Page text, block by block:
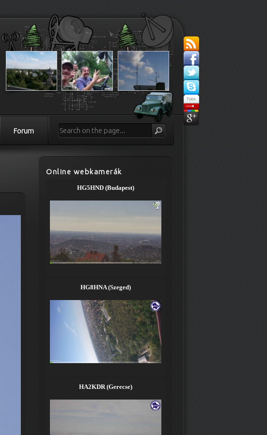
Forum
Online webkamerák